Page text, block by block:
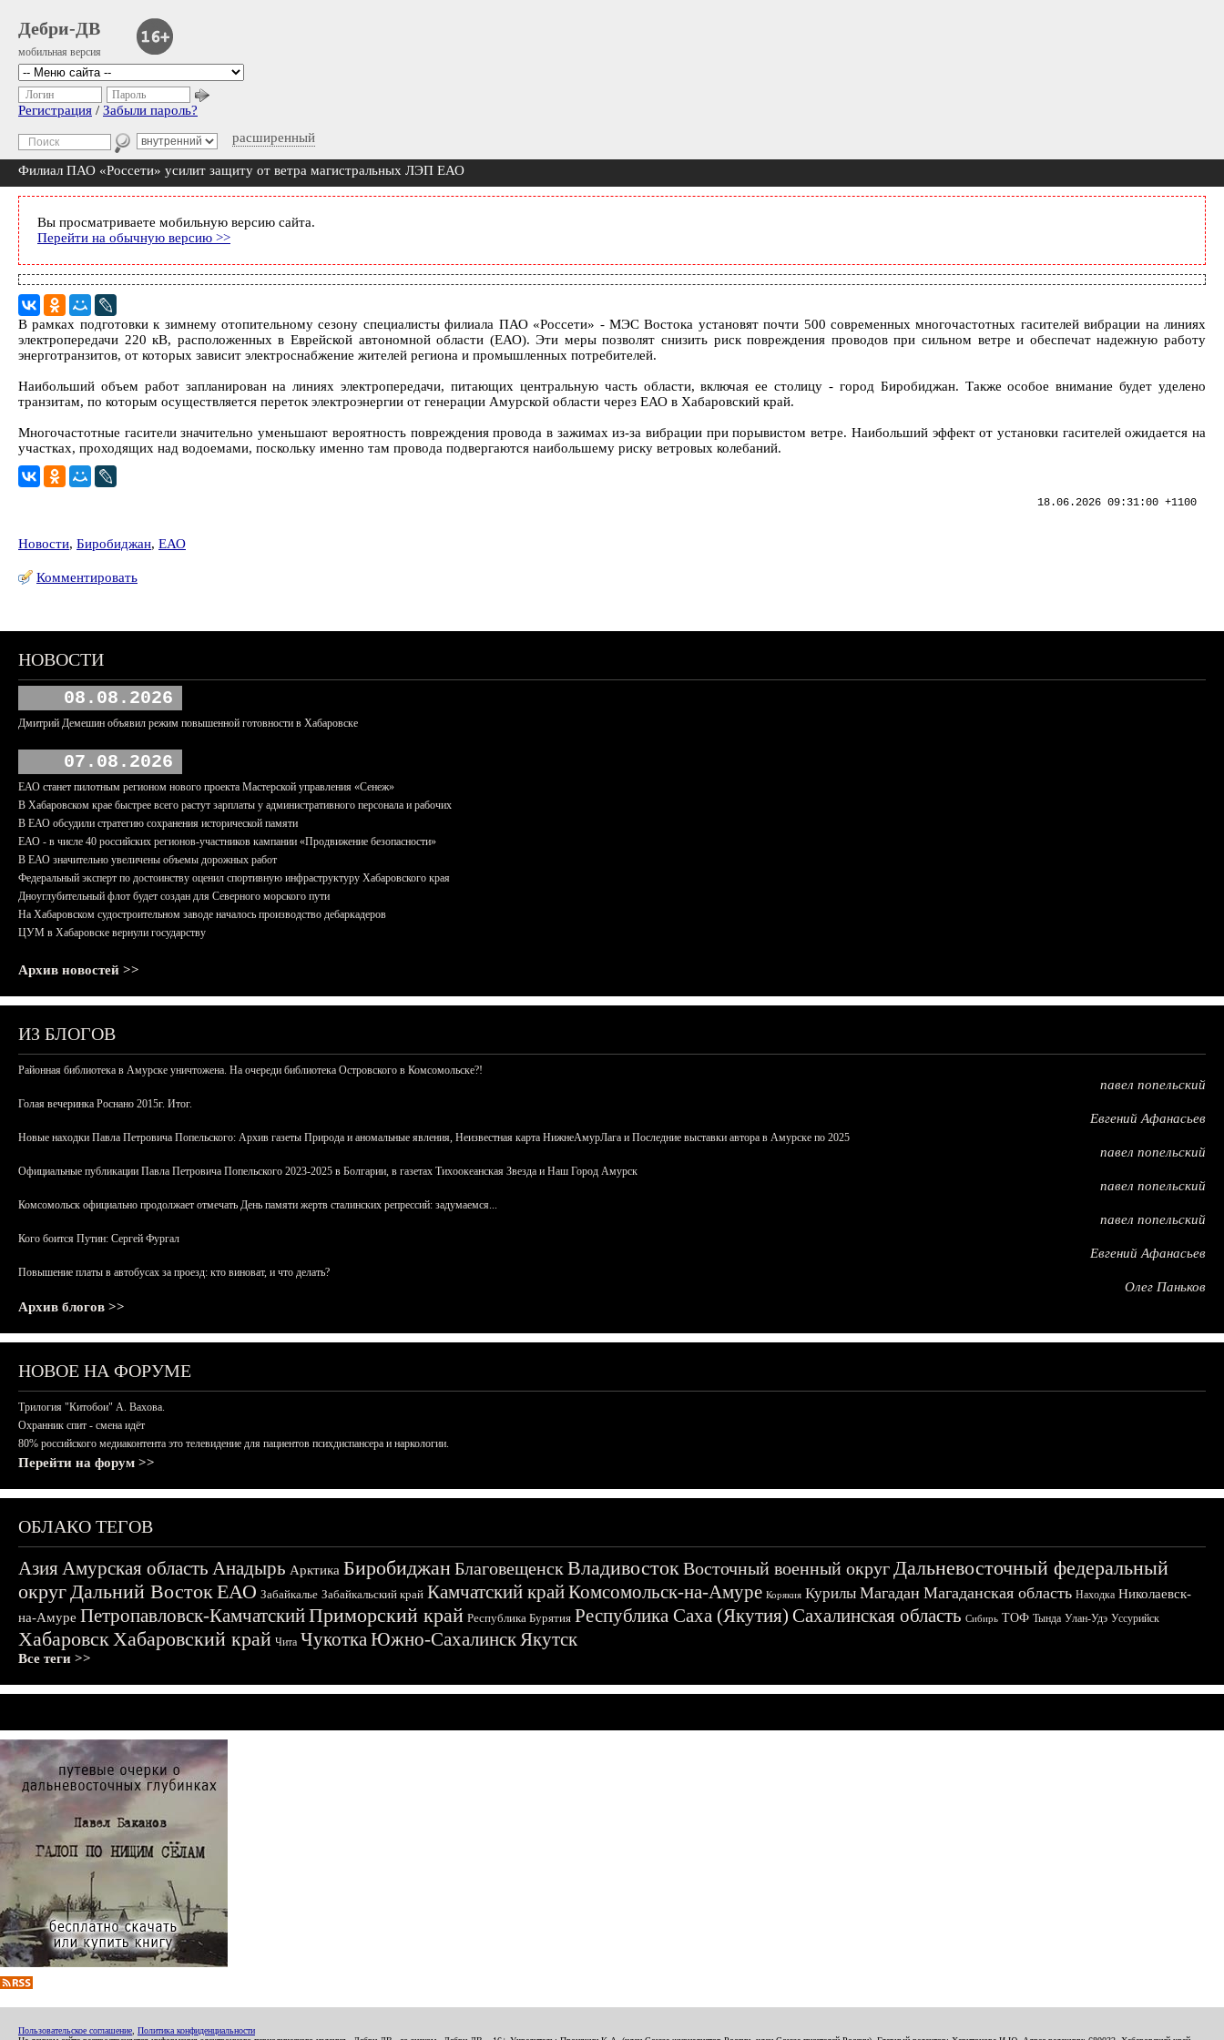
Дебри-ДВ
мобильная версия
расширенный
Логин Пароль
Регистрация / Забыли пароль?
Филиал ПАО «Россети» усилит защиту от ветра магистральных ЛЭП ЕАО
Вы просматриваете мобильную версию сайта.
Перейти на обычную версию >>
В рамках подготовки к зимнему отопительному сезону специалисты филиала ПАО «Россети» - МЭС Востока установят почти 500 современных многочастотных гасителей вибрации на линиях
электропередачи 220 кВ, расположенных в Еврейской автономной области (ЕАО). Эти меры позволят снизить риск повреждения проводов при сильном ветре и обеспечат надежную работу
энерготранзитов, от которых зависит электроснабжение жителей региона и промышленных потребителей.
Наибольший объем работ запланирован на линиях электропередачи, питающих центральную часть области, включая ее столицу - город Биробиджан. Также особое внимание будет уделено
транзитам, по которым осуществляется переток электроэнергии от генерации Амурской области через ЕАО в Хабаровский край.
Многочастотные гасители значительно уменьшают вероятность повреждения провода в зажимах из-за вибрации при порывистом ветре. Наибольший эффект от установки гасителей ожидается на
участках, проходящих над водоемами, поскольку именно там провода подвергаются наибольшему риску ветровых колебаний.
18.06.2026 09:31:00 +1100
Новости, Биробиджан, ЕАО
Комментировать
НОВОСТИ
08.08.2026
Дмитрий Демешин объявил режим повышенной готовности в Хабаровске
07.08.2026
ЕАО станет пилотным регионом нового проекта Мастерской управления «Сенеж»
В Хабаровском крае быстрее всего растут зарплаты у административного персонала и рабочих
В ЕАО обсудили стратегию сохранения исторической памяти
ЕАО - в числе 40 российских регионов-участников кампании «Продвижение безопасности»
В ЕАО значительно увеличены объемы дорожных работ
Федеральный эксперт по достоинству оценил спортивную инфраструктуру Хабаровского края
Дноуглубительный флот будет создан для Северного морского пути
На Хабаровском судостроительном заводе началось производство дебаркадеров
ЦУМ в Хабаровске вернули государству
Архив новостей >>
ИЗ БЛОГОВ
Районная библиотека в Амурске уничтожена. На очереди библиотека Островского в Комсомольске?!
павел попельский
Голая вечеринка Роснано 2015г. Итог.
Евгений Афанасьев
Новые находки Павла Петровича Попельского: Архив газеты Природа и аномальные явления, Неизвестная карта НижнеАмурЛага и Последние выставки автора в Амурске по 2025
павел попельский
Официальные публикации Павла Петровича Попельского 2023-2025 в Болгарии, в газетах Тихоокеанская Звезда и Наш Город Амурск
павел попельский
Комсомольск официально продолжает отмечать День памяти жертв сталинских репрессий: задумаемся...
павел попельский
Кого боится Путин: Сергей Фургал
Евгений Афанасьев
Повышение платы в автобусах за проезд: кто виноват, и что делать?
Олег Паньков
Архив блогов >>
НОВОЕ НА ФОРУМЕ
Трилогия "Китобои" А. Вахова.
Охранник спит - смена идёт
80% российского медиаконтента это телевидение для пациентов психдиспансера и наркологии.
Перейти на форум >>
ОБЛАКО ТЕГОВ
АзияАмурская область Анадырь Арктика БиробиджанБлаговещенскВладивостокВосточный военный округДальневосточный федеральный
округДальний ВостокЕАО Забайкалье Забайкальский край Камчатский крайКомсомольск-на-Амуре Корякия Курилы Магадан Магаданская область Находка Николаевск-
на-Амуре Петропавловск-КамчатскийПриморский край Республика Бурятия Республика Саха (Якутия) Сахалинская область Сибирь ТОФ Тында Улан-Удэ Уссурийск
ХабаровскХабаровский край Чита ЧукоткаЮжно-СахалинскЯкутск
Все теги >>
Пользовательское соглашение Политика конфиденциальности